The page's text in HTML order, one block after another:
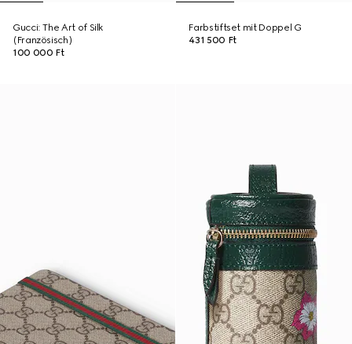
Gucci: The Art of Silk
(Französisch)
100 000 Ft
Farbstiftset mit Doppel G
431 500 Ft